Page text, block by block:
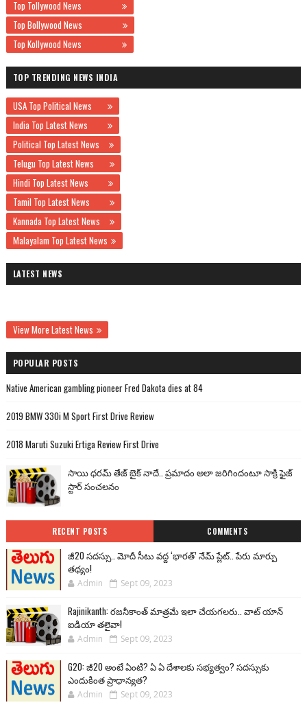
Top Tollywood News
Top Bollywood News
Top Kollywood News
TOP TRENDING NEWS INDIA
USA Top Political News
India Top Latest News
Political Top Latest News
Telugu Top Latest News
Hindi Top Latest News
Tamil Top Latest News
Kannada Top Latest News
Malayalam Top Latest News
LATEST NEWS
View More Latest News
POPULAR POSTS
Native American gambling pioneer Fred Dakota dies at 84
2019 BMW 330i M Sport First Drive Review
2018 Maruti Suzuki Ertiga Review First Drive
సాయి ధరమ్ తేజ్ బైక్ నాదే.. ప్రమాదం అలా జరిగిందంటూ సాక్రి ఫైజ్
స్టార్ సంచలనం
RECENT POSTS COMMENTS
జీ20 సదస్సు.. మోదీ సీటు వద్ద ‘భారత్’ నేమ్ ప్లేట్‌.. పేరు మార్పు
తథ్యం!
Admin Sept 09, 2023
Rajinikanth: రజనీకాంత్ మాత్రమే ఇలా చేయగలరు.. వాట్ యాన్
ఐడియా తలైవా!
Admin Sept 09, 2023
G20: జీ20 అంటే ఏంటి? ఏ ఏ దేశాలకు సభ్యత్వం? సదస్సుకు
ఎందుకింత ప్రాధాన్యత?
Admin Sept 09, 2023